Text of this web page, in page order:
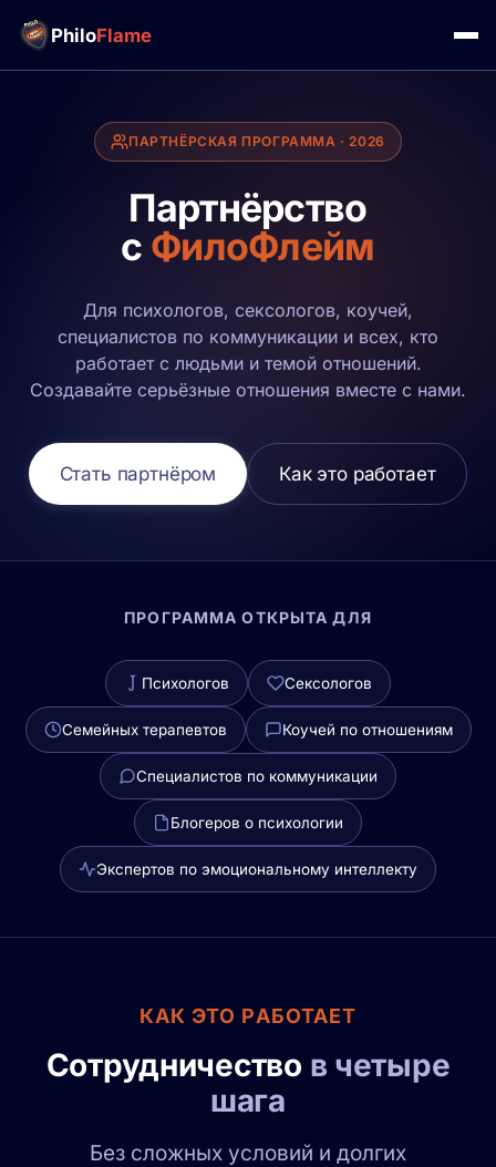
PhiloFlame
ПАРТНЁРСКАЯ ПРОГРАММА · 2026
Партнёрство
с ФилоФлейм
Для психологов, сексологов, коучей,
специалистов по коммуникации и всех, кто
работает с людьми и темой отношений.
Создавайте серьёзные отношения вместе с нами.
Стать партнёром Как это работает
ПРОГРАММА ОТКРЫТА ДЛЯ
Психологов Сексологов
Семейных терапевтов Коучей по отношениям
Специалистов по коммуникации
Блогеров о психологии
Экспертов по эмоциональному интеллекту
КАК ЭТО РАБОТАЕТ
Сотрудничество в четыре
шага
Без сложных условий и долгих